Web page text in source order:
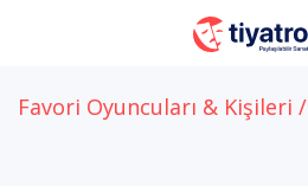
Favori Oyuncuları & Kişileri /